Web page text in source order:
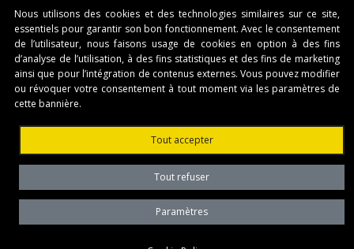
Via del Capitello 45
36066 Sandrigo (Vicenza) Italy
Capitale Sociale € 1.000.000
interamente versato Registro Imprese
Nous utilisons des cookies et des technologies similaires sur ce site,
essentiels pour garantir son bon fonctionnement. Avec le consentement
de l’utilisateur, nous faisons usage de cookies en option à des fins
d’analyse de l’utilisation, à des fins statistiques et des fins de marketing
ainsi que pour l’intégration de contenus externes. Vous pouvez modifier
ou révoquer votre consentement à tout moment via les paramètres de
cette bannière.
Tout accepter
Tout refuser
Paramètres